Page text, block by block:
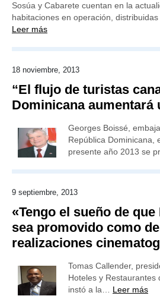
Sosúa y Cabarete cuentan en la
habitaciones en operación,
Leer más
18 noviembre, 2013
“El flujo de turistas
Dominicana aumentará
Georges Boissé,
República Dominicana,
presente año 2013 se
9 septiembre, 2013
«Tengo el sueño de
sea promovido como
realizaciones
Tomas Callender,
Hoteles y Restaurantes
instó a la… Leer más